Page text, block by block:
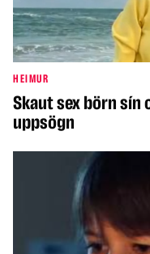
HEIMUR
Skaut sex börn sín
uppsögn